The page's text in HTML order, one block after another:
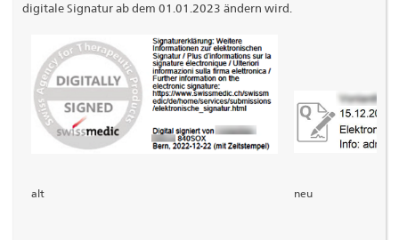
digitale Signatur ab dem 01.01.2023 ändern wird.
alt neu